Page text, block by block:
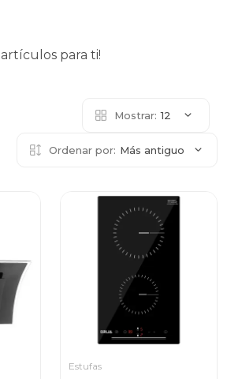
artículos para ti!
Mostrar: 12
Ordenar por: Más antiguo
Estufas